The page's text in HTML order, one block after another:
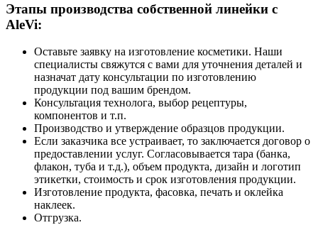
Этапы производства собственной линейки с
AleVi:
Оставьте заявку на изготовление косметики. Наши
специалисты свяжутся с вами для уточнения деталей и
назначат дату консультации по изготовлению
продукции под вашим брендом.
Консультация технолога, выбор рецептуры,
компонентов и т.п.
Производство и утверждение образцов продукции.
Если заказчика все устраивает, то заключается договор о
предоставлении услуг. Согласовывается тара (банка,
флакон, туба и т.д.), объем продукта, дизайн и логотип
этикетки, стоимость и срок изготовления продукции.
Изготовление продукта, фасовка, печать и оклейка
наклеек.
Отгрузка.